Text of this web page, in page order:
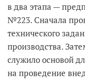
в два этапа —
№223. Сначала
технического
производства.
служило основой
на проведение